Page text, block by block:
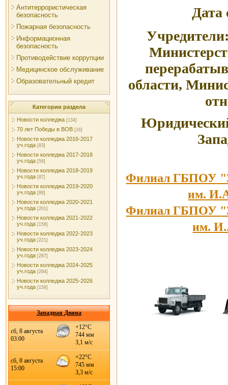
Антитеррористическая
безопасность
Пожарная безопасность
Информационная
безопасность
Противодействие коррупции
Медицинское обслуживание
Образовательный кредит
Категории раздела
Новости колледжа [134]
70 лет Победы в ВОВ [16]
Новости колледжа 2016-2017
уч.года [83]
Новости колледжа 2017-2018
уч.года [58]
Новости колледжа 2018-2019
уч.года [87]
Новости колледжа 2019-2020
уч.года [88]
Новости колледжа 2020-2021
уч.года [201]
Новости колледжа 2021-2022
уч.года [158]
Новости колледжа 2022-2023
уч.года [221]
Новости колледжа 2023-2024
уч.года [287]
Новости колледжа 2024-2025
уч.года [294]
Новости колледжа 2025-2026
уч.года [158]
Западная Двина
Дата
области,
Филиал ГБПОУ
им.
Филиал ГБПОУ
им.